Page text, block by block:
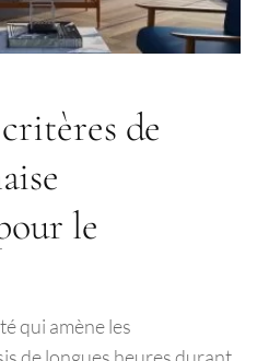
de
le
qui amène les